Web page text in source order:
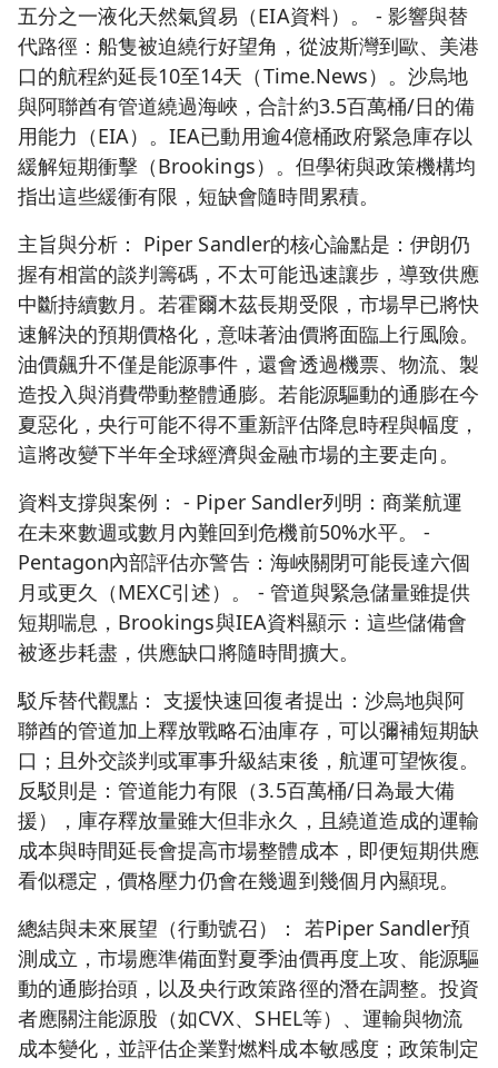
五分之一液化天然氣貿易（EIA資料）。 - 影響與替
代路徑：船隻被迫繞行好望角，從波斯灣到歐、美港
口的航程約延長10至14天（Time.News）。沙烏地
與阿聯酋有管道繞過海峽，合計約3.5百萬桶/日的備
用能力（EIA）。IEA已動用逾4億桶政府緊急庫存以
緩解短期衝擊（Brookings）。但學術與政策機構均
指出這些緩衝有限，短缺會隨時間累積。
主旨與分析： Piper Sandler的核心論點是：伊朗仍
握有相當的談判籌碼，不太可能迅速讓步，導致供應
中斷持續數月。若霍爾木茲長期受限，市場早已將快
速解決的預期價格化，意味著油價將面臨上行風險。
油價飆升不僅是能源事件，還會透過機票、物流、製
造投入與消費帶動整體通膨。若能源驅動的通膨在今
夏惡化，央行可能不得不重新評估降息時程與幅度，
這將改變下半年全球經濟與金融市場的主要走向。
資料支撐與案例： - Piper Sandler列明：商業航運
在未來數週或數月內難回到危機前50%水平。 -
Pentagon內部評估亦警告：海峽關閉可能長達六個
月或更久（MEXC引述）。 - 管道與緊急儲量雖提供
短期喘息，Brookings與IEA資料顯示：這些儲備會
被逐步耗盡，供應缺口將隨時間擴大。
駁斥替代觀點： 支援快速回復者提出：沙烏地與阿
聯酋的管道加上釋放戰略石油庫存，可以彌補短期缺
口；且外交談判或軍事升級結束後，航運可望恢復。
反駁則是：管道能力有限（3.5百萬桶/日為最大備
援），庫存釋放量雖大但非永久，且繞道造成的運輸
成本與時間延長會提高市場整體成本，即便短期供應
看似穩定，價格壓力仍會在幾週到幾個月內顯現。
總結與未來展望（行動號召）： 若Piper Sandler預
測成立，市場應準備面對夏季油價再度上攻、能源驅
動的通膨抬頭，以及央行政策路徑的潛在調整。投資
者應關注能源股（如CVX、SHEL等）、運輸與物流
成本變化，並評估企業對燃料成本敏感度；政策制定